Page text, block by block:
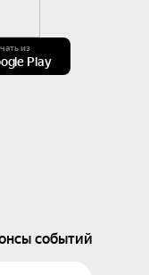
из
Play
событий